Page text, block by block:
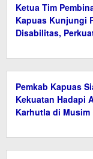
Ketua Tim
Kapuas Kunjungi
Disabilitas,
Pemkab Kapuas
Kekuatan Hadapi
Karhutla di Musim